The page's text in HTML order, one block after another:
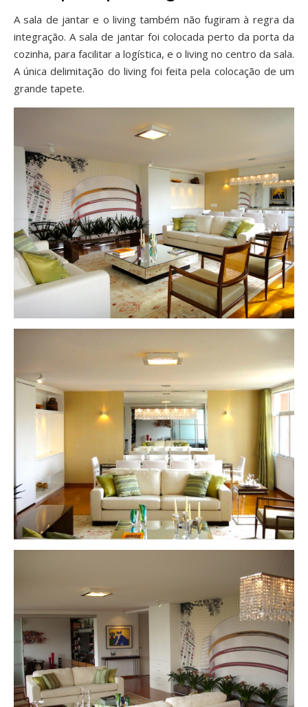
A sala de jantar e o living também não fugiram à regra da
integração. A sala de jantar foi colocada perto da porta da
cozinha, para facilitar a logística, e o living no centro da sala.
A única delimitação do living foi feita pela colocação de um
grande tapete.